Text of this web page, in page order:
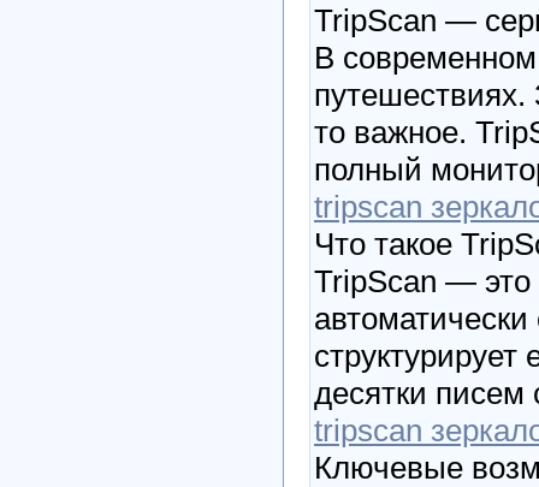
TripScan —
В
то важное.
полный
tripscan
Что такое
TripScan — это
десятки
tripscan
Ключевые